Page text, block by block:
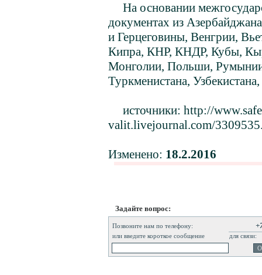
На основании
документах из
и Герцеговины, Венгрии,
Кипра, КНР, КНДР, Кубы,
Монголии, Польши,
Туркменистана,
источники: http://
valit.livejournal.com/
Изменено: 18.2.2016
Задайте вопрос:
Позвоните нам по телефону:
или введите короткое сообщение для связи: